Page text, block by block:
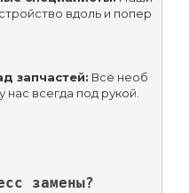
вдоль и попер
запчастей: Всё необ
всегда под рукой.
замены?